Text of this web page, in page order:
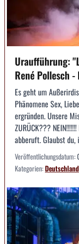
Uraufführung:
René Pollesch
Es geht um
Phänomene Sex,
ergründen. Unsere
ZURÜCK???
abberuft. Glaubst
Veröffentlichungsdatum:
Kategorien:Deutschland